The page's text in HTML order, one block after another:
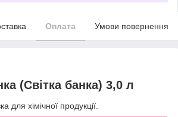
Оплата Умови повернення
(Світка банка) 3,0 л
для хімічної продукції.